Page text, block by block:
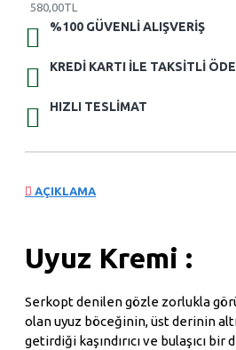
580,00TL
%100 GÜVENLI ALIŞVERIŞ
KREDI KARTI ILE TAKSITLI
HIZLI TESLIMAT
AÇIKLAMA
Uyuz Kremi :
Serkopt denilen gözle zorlukla
olan uyuz böceğinin, üst derinin
getirdiği kaşındırıcı ve bulaşıcı bir